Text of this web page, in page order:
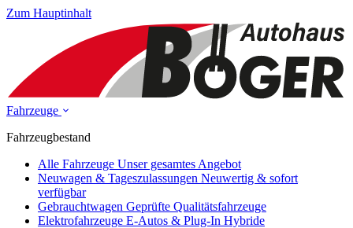
Zum Hauptinhalt
Fahrzeuge
Fahrzeugbestand
Alle Fahrzeuge Unser gesamtes Angebot
Neuwagen & Tageszulassungen Neuwertig & sofort
verfügbar
Gebrauchtwagen Geprüfte Qualitätsfahrzeuge
Elektrofahrzeuge E-Autos & Plug-In Hybride